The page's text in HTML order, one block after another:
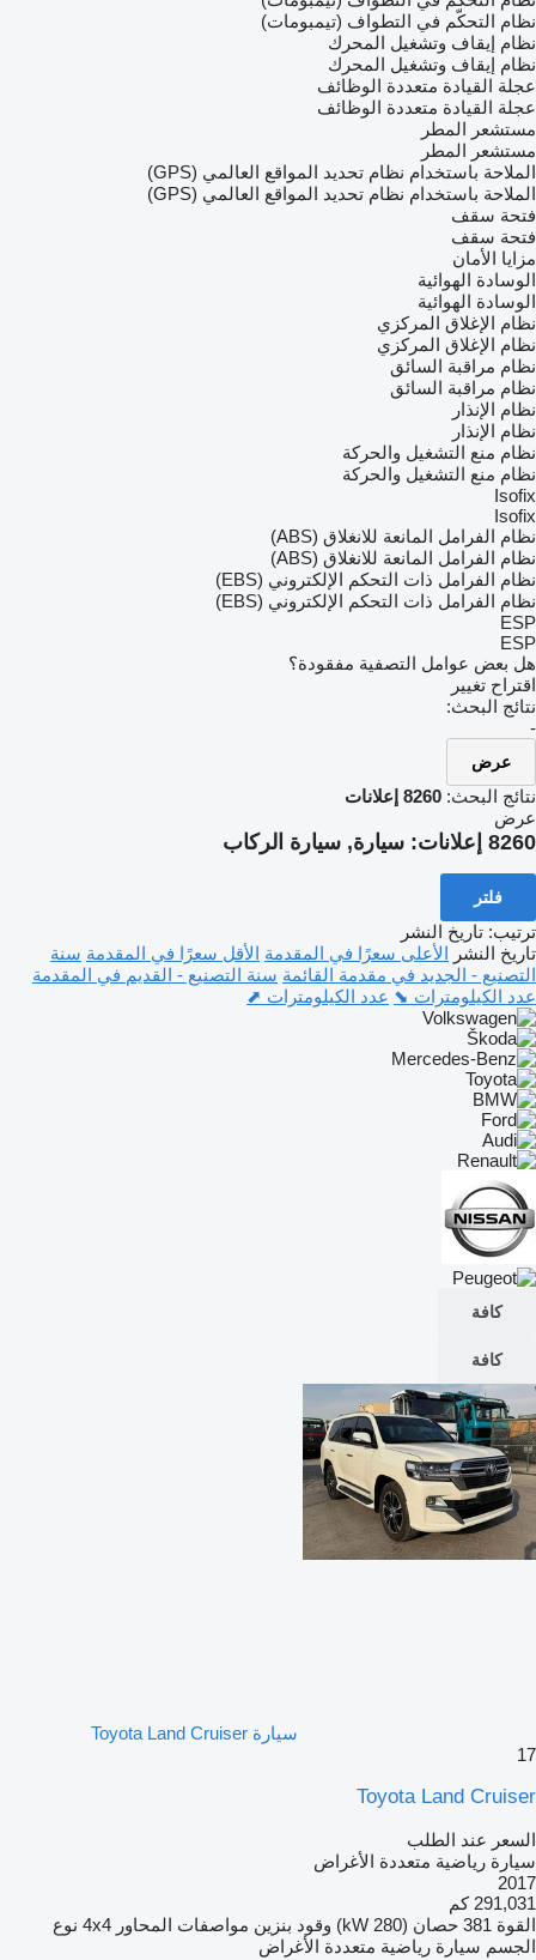
نظام التحكّم في التطواف (تيمبومات)
نظام إيقاف وتشغيل المحرك
نظام إيقاف وتشغيل المحرك
عجلة القيادة متعددة الوظائف
عجلة القيادة متعددة الوظائف
مستشعر المطر
مستشعر المطر
الملاحة باستخدام نظام تحديد المواقع العالمي (GPS)
الملاحة باستخدام نظام تحديد المواقع العالمي (GPS)
فتحة سقف
فتحة سقف
مزايا الأمان
الوسادة الهوائية
الوسادة الهوائية
نظام الإغلاق المركزي
نظام الإغلاق المركزي
نظام مراقبة السائق
نظام مراقبة السائق
نظام الإنذار
نظام الإنذار
نظام منع التشغيل والحركة
نظام منع التشغيل والحركة
Isofix
Isofix
نظام الفرامل المانعة للانغلاق (ABS)
نظام الفرامل المانعة للانغلاق (ABS)
نظام الفرامل ذات التحكم الإلكتروني (EBS)
نظام الفرامل ذات التحكم الإلكتروني (EBS)
ESP
ESP
هل بعض عوامل التصفية مفقودة؟
اقتراح تغيير
نتائج البحث:
-
عرض
نتائج البحث: 8260 إعلانات
عرض
8260 إعلانات: سيارة, سيارة الركاب
فلتر
ترتيب: تاريخ النشر
تاريخ النشر الأعلى سعرًا في المقدمة الأقل سعرًا في المقدمة سنة
التصنيع - الجديد في مقدمة القائمة سنة التصنيع - القديم في المقدمة
عدد الكيلومترات ⬊ عدد الكيلومترات ⬈
كافة
كافة
سيارة Toyota Land Cruiser
17
Toyota Land Cruiser
السعر عند الطلب
سيارة رياضية متعددة الأغراض
2017
291,031 كم
القوة 381 حصان (280 kW) وقود بنزين مواصفات المحاور 4x4 نوع
الجسم سيارة رياضية متعددة الأغراض